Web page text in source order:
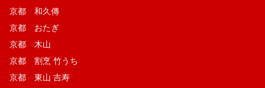
京都 和久傳
京都 おたぎ
京都 木山
京都 割烹 竹うち
京都 東山 吉寿